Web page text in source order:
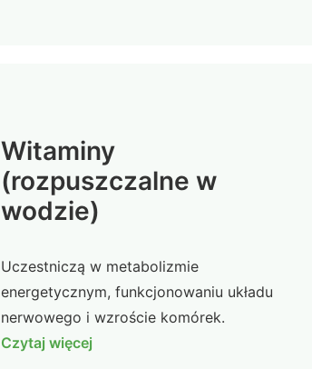
Witaminy
(rozpuszczalne w
wodzie)
Uczestniczą w metabolizmie
energetycznym, funkcjonowaniu układu
nerwowego i wzroście komórek.
Czytaj więcej